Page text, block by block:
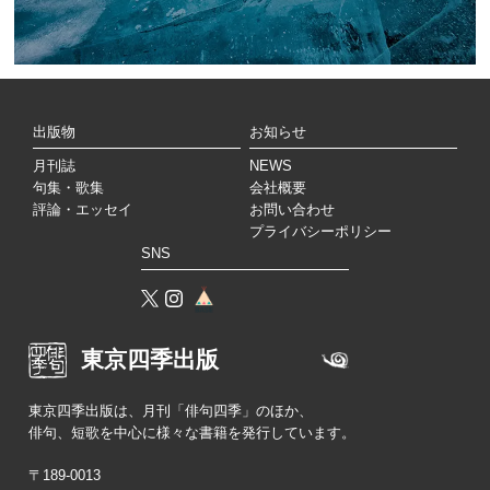
東京四季出版
東京四季出版は、月刊「俳句四季」のほか、
俳句、短歌を中心に様々な書籍を発行しています。
〒189-0013
出版物
月刊誌
句集・歌集
評論・エッセイ
お知らせ
NEWS
会社概要
お問い合わせ
プライバシーポリシー
SNS